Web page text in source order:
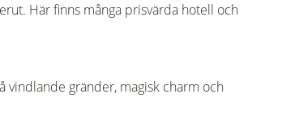
Här finns många prisvärda hotell och
vindlande gränder, magisk charm och